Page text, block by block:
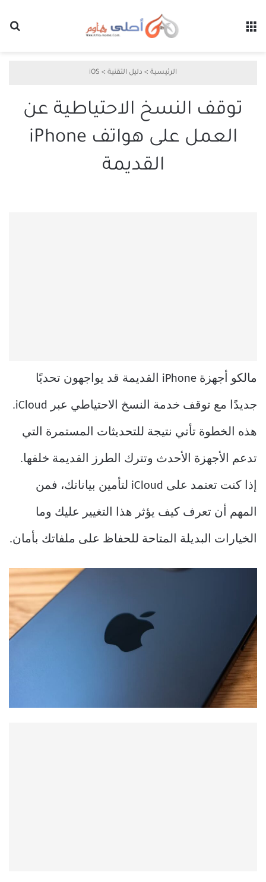
الرئيسية > دليل التقنية >
iOS
توقف النسخ الاحتياطية عن
العمل على هواتف iPhone
القديمة
مالكو أجهزة iPhone القديمة قد يواجهون تحديًا
جديدًا مع توقف خدمة النسخ الاحتياطي عبر iCloud.
هذه الخطوة تأتي نتيجة للتحديثات المستمرة التي
تدعم الأجهزة الأحدث وتترك الطرز القديمة خلفها.
إذا كنت تعتمد على iCloud لتأمين بياناتك، فمن
المهم أن تعرف كيف يؤثر هذا التغيير عليك وما
الخيارات البديلة المتاحة للحفاظ على ملفاتك بأمان.